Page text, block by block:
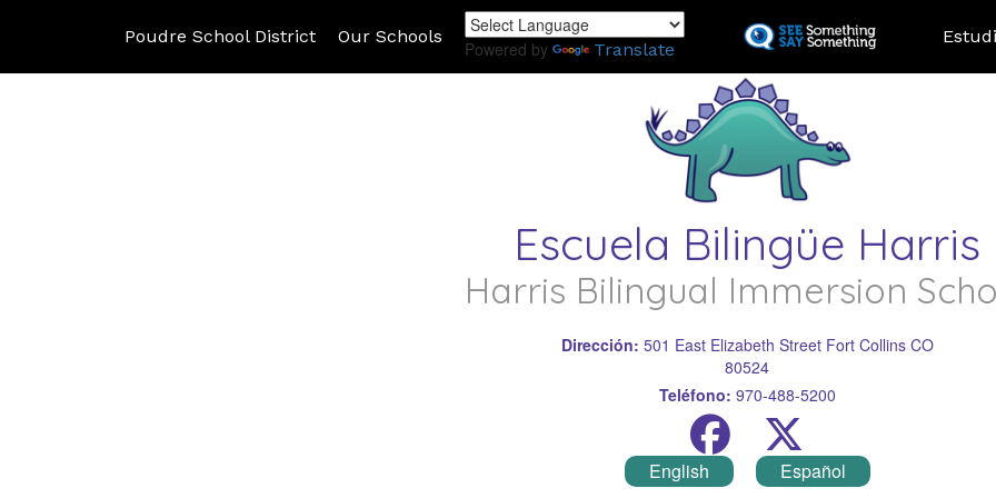
al
principal
Poudre School District Our Schools
Powered by Translate
Escuela Bilingüe Harris
Harris Bilingual Immersion
Dirección: 501 East Elizabeth Street Fort Collins CO
80524
Teléfono: 970-488-5200
English Español